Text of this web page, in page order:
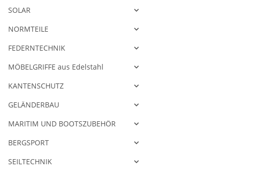
SOLAR
NORMTEILE
FEDERNTECHNIK
MÖBELGRIFFE aus Edelstahl
KANTENSCHUTZ
GELÄNDERBAU
MARITIM UND BOOTSZUBEHÖR
BERGSPORT
SEILTECHNIK